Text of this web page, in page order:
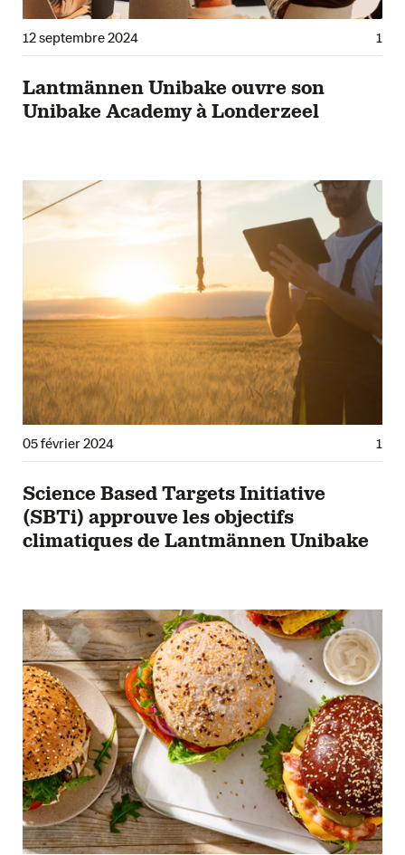
12 septembre 2024 1
Lantmännen Unibake ouvre son
Unibake Academy à Londerzeel
05 février 2024 1
Science Based Targets Initiative
(SBTi) approuve les objectifs
climatiques de Lantmännen Unibake